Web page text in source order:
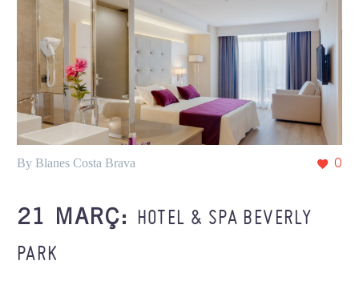
0
By Blanes Costa Brava
21 MARÇ: HOTEL & SPA BEVERLY
PARK